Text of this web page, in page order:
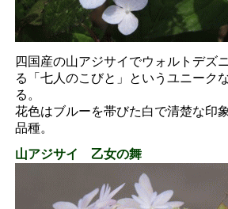
四国産の山アジサイでウォルトデズ
る「七人のこびと」というユニーク
る。
花色はブルーを帯びた白で清楚な印
品種。
山アジサイ 乙女の舞